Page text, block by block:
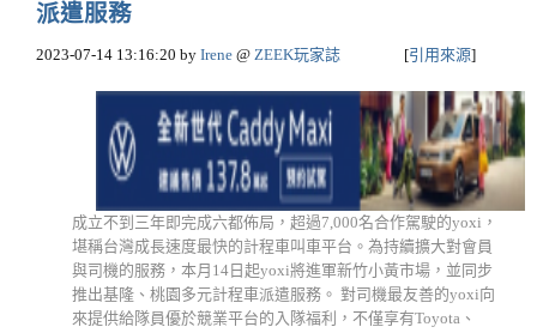
派遣服務
2023-07-14 13:16:20 by Irene @ ZEEK玩家誌 [引用來源]
成立不到三年即完成六都佈局，超過7,000名合作駕駛的yoxi，
堪稱台灣成長速度最快的計程車叫車平台。為持續擴大對會員
與司機的服務，本月14日起yoxi將進軍新竹小黃市場，並同步
推出基隆、桃園多元計程車派遣服務。 對司機最友善的yoxi向
來提供給隊員優於競業平台的入隊福利，不僅享有Toyota、